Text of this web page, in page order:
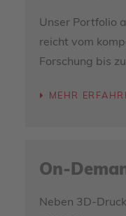
Unser Portfolio
reicht vom
Forschung bis
MEHR
On-
Neben 3D-